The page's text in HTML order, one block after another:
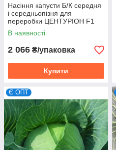
Насіння капусти Б/К середня
і середньопізня для
переробки ЦЕНТУРІОН F1
(2500 сем.), Elisem, Франція
В наявності
2 066 ₴/упаковка
Купити
Є ОПТ